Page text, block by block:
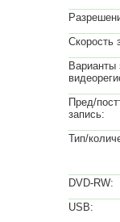
Скорость
Варианты
Пред/
запись:
Тип/
DVD-RW:
USB: